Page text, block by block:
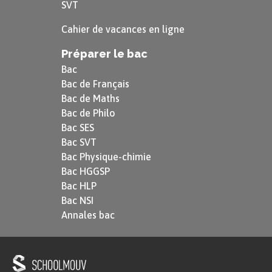
Benjamin Stora indique qu’en France, la guerre
d’Algérie a longtemps été désignée par la
même après qu’elle ait pris fin en 1962, l’État
français s’est longtemps refusé à qualifier cette
guerre comme telle. En effet, il a fallu
attendre 1999 pour que le Parlement français
décide de remplacer l’expression « opérations de
maintien de l’ordre en Afrique du Nord », utilisée
jusqu’alors pour désigner les « événements
d’Algérie », par celle de « guerre d’Algérie ».
Comme le souligne l’historien
une part de « nostalgie »
SVT
Cahier de vacances en ligne
Préparer le bac
Bac
Bac de Français
Bac de Maths
Bac de Philo
Bac SES
Bac SVT
Bac Physique-chimie
Bac HGGSP
Bac HLP
Bac NSI
Annales bac